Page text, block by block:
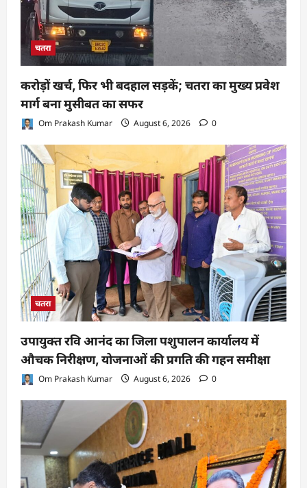
चतरा
करोड़ों खर्च, फिर भी बदहाल सड़कें; चतरा का मुख्य प्रवेश
मार्ग बना मुसीबत का सफर
Om Prakash Kumar August 6, 2026 0
चतरा
उपायुक्त रवि आनंद का जिला पशुपालन कार्यालय में
औचक निरीक्षण, योजनाओं की प्रगति की गहन समीक्षा
Om Prakash Kumar August 6, 2026 0